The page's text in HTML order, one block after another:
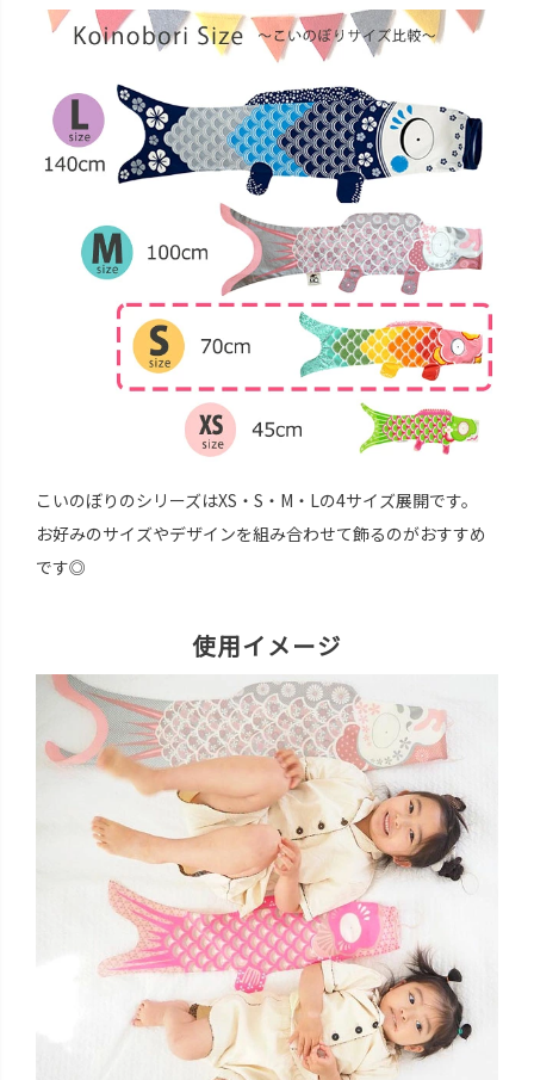
こいのぼりのシリーズはXS・S・M・Lの4サイズ展開です。
お好みのサイズやデザインを組み合わせて飾るのがおすすめ
です◎
使用イメージ